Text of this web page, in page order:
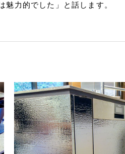
力的でした」と話します。